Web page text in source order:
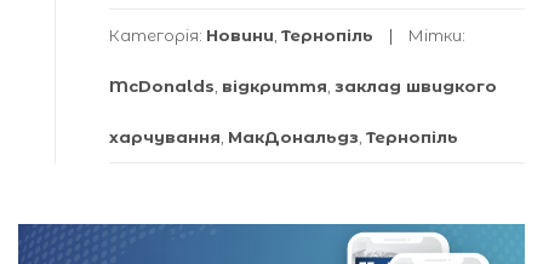
Категорія: Новини Тернопіль Мітки:
McDonalds відкриття заклад швидкого
харчування МакДональдз Тернопіль